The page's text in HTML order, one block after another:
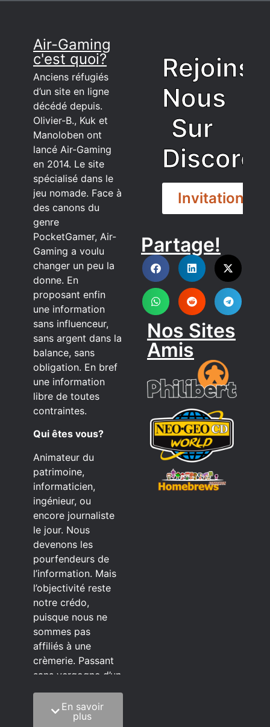
Air-Gaming
c'est quoi?
Anciens réfugiés
d’un site en ligne
décédé depuis.
Olivier-B., Kuk et
Manoloben ont
lancé Air-Gaming
en 2014. Le site
spécialisé dans le
jeu nomade. Face à
des canons du
genre
PocketGamer, Air-
Gaming a voulu
changer un peu la
donne. En
proposant enfin
une information
sans influenceur,
sans argent dans la
balance, sans
obligation. En bref
une information
libre de toutes
contraintes.
Qui êtes vous?
Animateur du
patrimoine,
informaticien,
ingénieur, ou
encore journaliste
le jour. Nous
devenons les
pourfendeurs de
l’information. Mais
l’objectivité reste
notre crédo,
puisque nous ne
sommes pas
affiliés à une
crèmerie. Passant
sans vergogne d’un
C’est quoi notre
En savoir
plus
Rejoins
Nous
Sur
Discord
Invitation
DISCORD
Partage!
Nos Sites
Amis